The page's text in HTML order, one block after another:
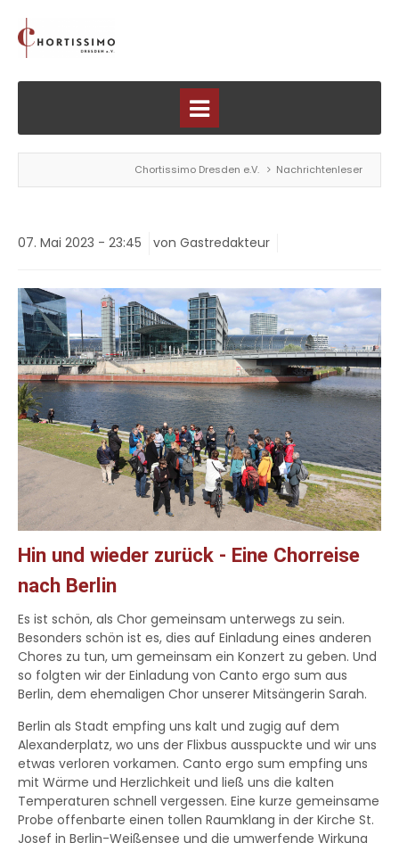
Chortissimo Dresden e.V. Nachrichtenleser
07. Mai 2023 - 23:45 von Gastredakteur
Hin und wieder zurück - Eine Chorreise
nach Berlin
Es ist schön, als Chor gemeinsam unterwegs zu sein.
Besonders schön ist es, dies auf Einladung eines anderen
Chores zu tun, um gemeinsam ein Konzert zu geben. Und
so folgten wir der Einladung von Canto ergo sum aus
Berlin, dem ehemaligen Chor unserer Mitsängerin Sarah.
Berlin als Stadt empfing uns kalt und zugig auf dem
Alexanderplatz, wo uns der Flixbus ausspuckte und wir uns
etwas verloren vorkamen. Canto ergo sum empfing uns
mit Wärme und Herzlichkeit und ließ uns die kalten
Temperaturen schnell vergessen. Eine kurze gemeinsame
Probe offenbarte einen tollen Raumklang in der Kirche St.
Josef in Berlin-Weißensee und die umwerfende Wirkung